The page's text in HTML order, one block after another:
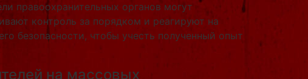
правоохранительных органов могут
контроль за порядком и реагируют на
безопасности, чтобы учесть полученный опыт
на массовых